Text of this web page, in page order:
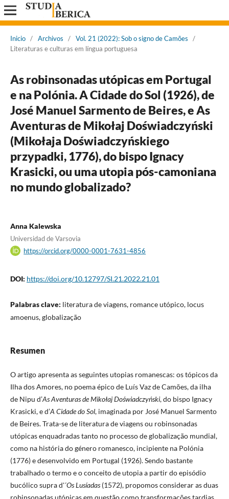
Inicio / Archivos / Vol. 21 (2022): Sob o signo de Camões
/
Literaturas e culturas em língua portuguesa
As robinsonadas utópicas em Portugal
e na Polónia. A Cidade do Sol (1926), de
José Manuel Sarmento de Beires, e As
Aventuras de Mikołaj Doświadczyński
(Mikołaja Doświadczyńskiego
przypadki, 1776), do bispo Ignacy
Krasicki, ou uma utopia pós-camoniana
no mundo globalizado?
Anna Kalewska
Universidad de Varsovia
https://orcid.org/0000-0001-7631-4856
DOI: https://doi.org/10.12797/SI.21.2022.21.01
Palabras clave: literatura de viagens, romance utópico, locus
amoenus, globalização
Resumen
O artigo apresenta as seguintes utopias romanescas: os tópicos da
Ilha dos Amores, no poema épico de Luís Vaz de Camões, da ilha
de Nipu d’As Aventuras de Mikołaj Doświadczyński, do bispo Ignacy
Krasicki, e d’A Cidade do Sol, imaginada por José Manuel Sarmento
de Beires. Trata-se de literatura de viagens ou robinsonadas
utópicas enquadradas tanto no processo de globalização mundial,
como na história do género romanesco, incipiente na Polónia
(1776) e desenvolvido em Portugal (1926). Sendo bastante
trabalhado o termo e o conceito de utopia a partir do episódio
bucólico supra d'´Os Lusíadas(1572), propomos considerar as duas
robinsonadas utópicas em questão como transformações tardias